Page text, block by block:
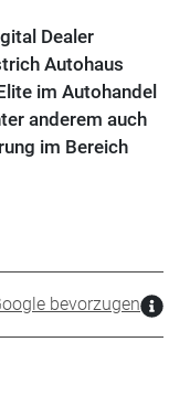
Dealer
Autohaus
im Autohandel
anderem auch
im Bereich
bevorzugen